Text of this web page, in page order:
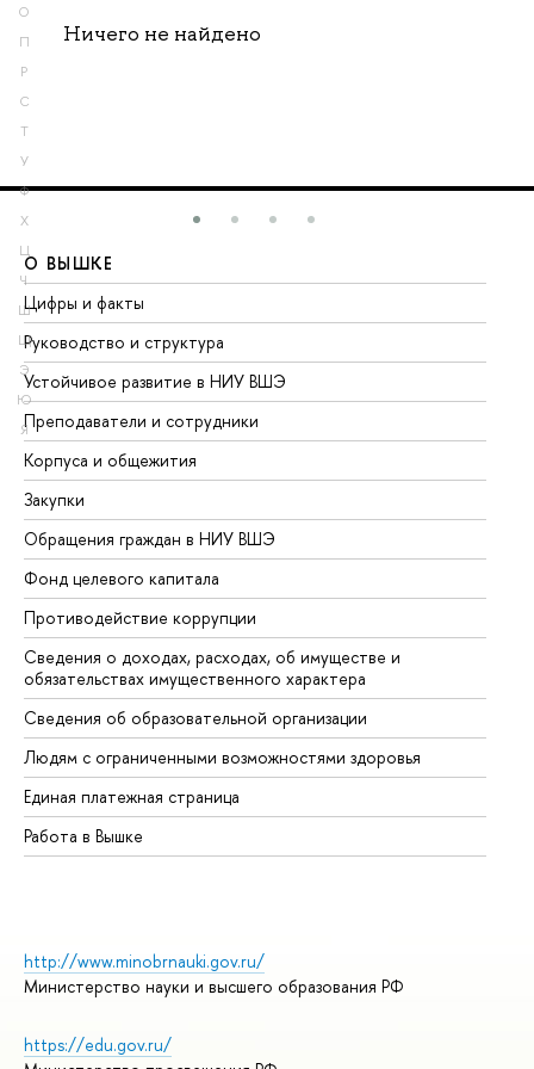
О
П
Р
С
Т
У
Ф
Х
Ц
Ч
Ш
Щ
Э
Ю
Я
Ничего не найдено
О ВЫШКЕ
Цифры и факты
Руководство и структура
Устойчивое развитие в НИУ ВШЭ
Преподаватели и сотрудники
Корпуса и общежития
Закупки
Обращения граждан в НИУ ВШЭ
Фонд целевого капитала
Противодействие коррупции
Сведения о доходах, расходах, об имуществе и
обязательствах имущественного характера
Сведения об образовательной организации
Людям с ограниченными возможностями здоровья
Единая платежная страница
Работа в Вышке
http://www.minobrnauki.gov.ru/
Министерство науки и высшего образования РФ
https://edu.gov.ru/